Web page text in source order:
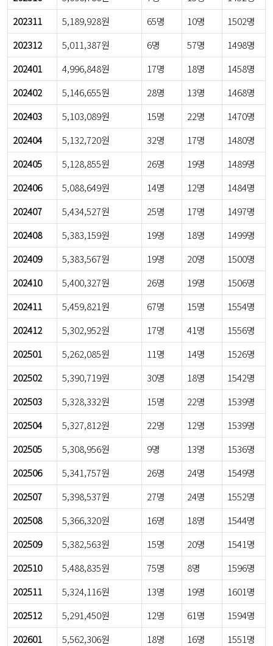
202311
5,189,928원 65명 10명
1502명
202312
5,011,387원 6명 57명
1498명
202401
4,996,848원 17명 18명
1458명
202402
5,146,655원 28명 13명
1468명
202403
5,103,089원 15명 22명
1470명
202404
5,132,720원 32명 17명
1480명
202405
5,128,855원 26명 19명
1489명
202406
5,088,649원 14명 12명
1484명
202407
5,434,527원 25명 17명
1497명
202408
5,383,159원 19명 18명
1499명
202409
5,383,567원 19명 20명
1500명
202410
5,400,327원 26명 19명
1506명
202411
5,459,821원 67명 15명
1554명
202412
5,302,952원 17명 41명
1556명
202501
5,262,085원 11명 14명
1526명
202502
5,390,719원 30명 18명
1542명
202503
5,328,332원 15명 22명
1539명
202504
5,327,812원 22명 12명
1539명
202505
5,308,956원 9명 13명
1536명
202506
5,341,757원 26명 24명
1549명
202507
5,398,537원 27명 24명
1552명
202508
5,366,320원 16명 18명
1544명
202509
5,382,563원 15명 20명
1541명
202510
5,488,835원 75명 8명
1596명
202511
5,324,116원 13명 19명
1601명
202512
5,291,450원 12명 61명
1594명
202601
5,562,306원 18명 16명
1551명